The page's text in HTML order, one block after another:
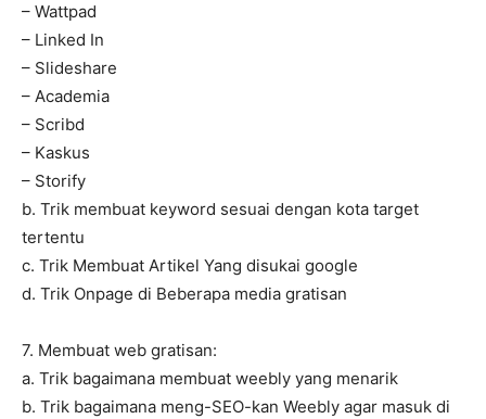
– Wattpad
– Linked In
– Slideshare
– Academia
– Scribd
– Kaskus
– Storify
b. Trik membuat keyword sesuai dengan kota target
tertentu
c. Trik Membuat Artikel Yang disukai google
d. Trik Onpage di Beberapa media gratisan
7. Membuat web gratisan:
a. Trik bagaimana membuat weebly yang menarik
b. Trik bagaimana meng-SEO-kan Weebly agar masuk di